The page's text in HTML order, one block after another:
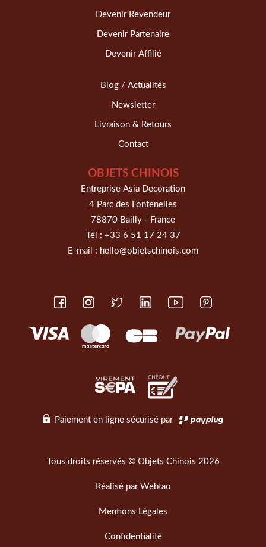
Devenir Revendeur
Devenir Partenaire
Devenir Affilié
Blog / Actualités
Newsletter
Livraison & Retours
Contact
OBJETS CHINOIS
Entreprise Asia Decoration
4 Parc des Fontenelles
78870 Bailly - France
Tél : +33 6 51 17 24 37
E-mail : hello@objetschinois.com
Paiement en ligne sécurisé par
Tous droits réservés © Objets Chinois 2026
Réalisé par Webtao
Mentions Légales
Confidentialité